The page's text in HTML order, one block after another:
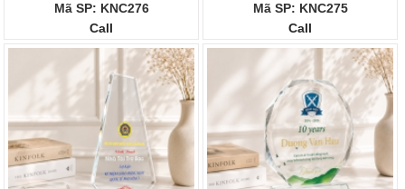
Mã SP: KNC276
Call
Mã SP: KNC275
Call